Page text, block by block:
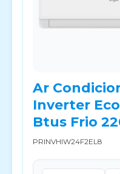
Ar
Inverter
Btus Frio
PRINVHIW24F2EL8